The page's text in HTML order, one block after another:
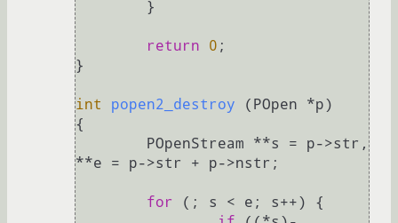
return 0 ;
}
int popen2_destroy
(POpen *p)
{
**e = p->str + p->nstr;
for
(; s < e; s++) {